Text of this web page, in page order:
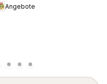
Angebote